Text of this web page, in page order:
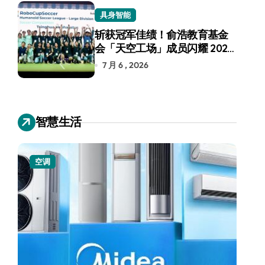
具身智能
斩获冠军佳绩！俞浩教育基金
会「天空工场」成员闪耀 2026
RoboCup 机器人世界杯
7 月 6 , 2026
智慧生活
空调